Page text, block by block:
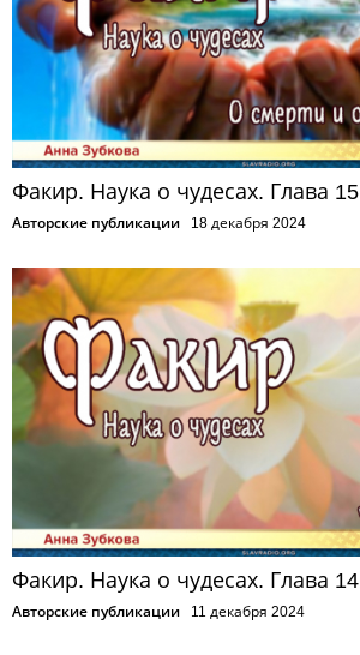
Факир. Наука о чудесах. Глава 15
Авторские публикации 18 декабря 2024
Факир. Наука о чудесах. Глава 14
Авторские публикации 11 декабря 2024